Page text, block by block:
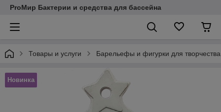
ProМир Бактерии и средства для бассейна
Товары и услуги Барельефы и фигурки для
Новинка